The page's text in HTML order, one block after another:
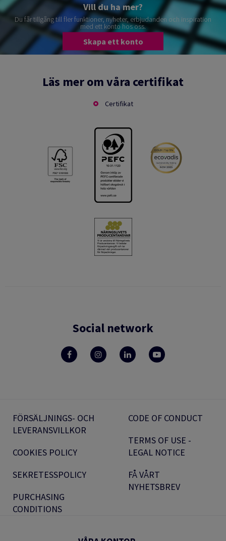
Vill du ha mer?
Du får tillgång till fler funktioner, nyheter, erbjudanden och inspiration
med ett konto hos oss.
Skapa ett konto
Läs mer om våra certifikat
Certifikat
Social network
FÖRSÄLJNINGS- OCH
LEVERANSVILLKOR
COOKIES POLICY
SEKRETESSPOLICY
PURCHASING
CONDITIONS
CODE OF CONDUCT
TERMS OF USE -
LEGAL NOTICE
FÅ VÅRT
NYHETSBREV